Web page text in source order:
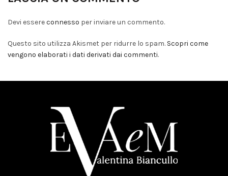
Devi essereconnesso per inviare un commento.
Questo sito utilizza Akismet per ridurre lo spam. Scopri come
vengono elaborati i dati derivati dai commenti.